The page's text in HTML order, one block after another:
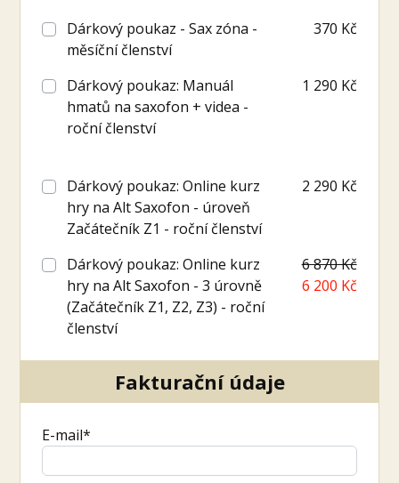
Dárkový poukaz - Sax zóna -
měsíční členství
370 Kč
Dárkový poukaz: Manuál
hmatů na saxofon + videa -
roční členství
1 290 Kč
Dárkový poukaz: Online kurz
hry na Alt Saxofon - úroveň
Začátečník Z1 - roční členství
2 290 Kč
Dárkový poukaz: Online kurz
hry na Alt Saxofon - 3 úrovně
(Začátečník Z1, Z2, Z3) - roční
členství
6 870 Kč
6 200 Kč
Fakturační údaje
E-mail*